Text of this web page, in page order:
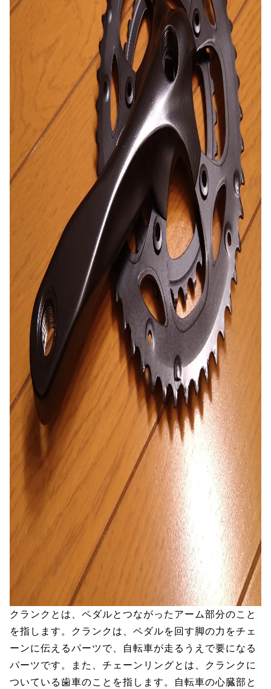
クランクとは、ペダルとつながったアーム部分のこと
を指します。クランクは、ペダルを回す脚の力をチェ
ーンに伝えるパーツで、自転車が走るうえで要になる
パーツです。また、チェーンリングとは、クランクに
ついている歯車のことを指します。自転車の心臓部と